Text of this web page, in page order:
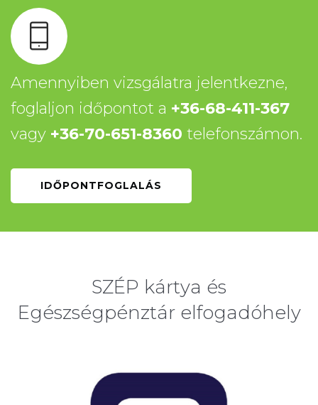
Amennyiben vizsgálatra jelentkezne,
foglaljon időpontot a +36-68-411-367
vagy +36-70-651-8360 telefonszámon.
IDŐPONTFOGLALÁS
SZÉP kártya és
Egészségpénztár elfogadóhely